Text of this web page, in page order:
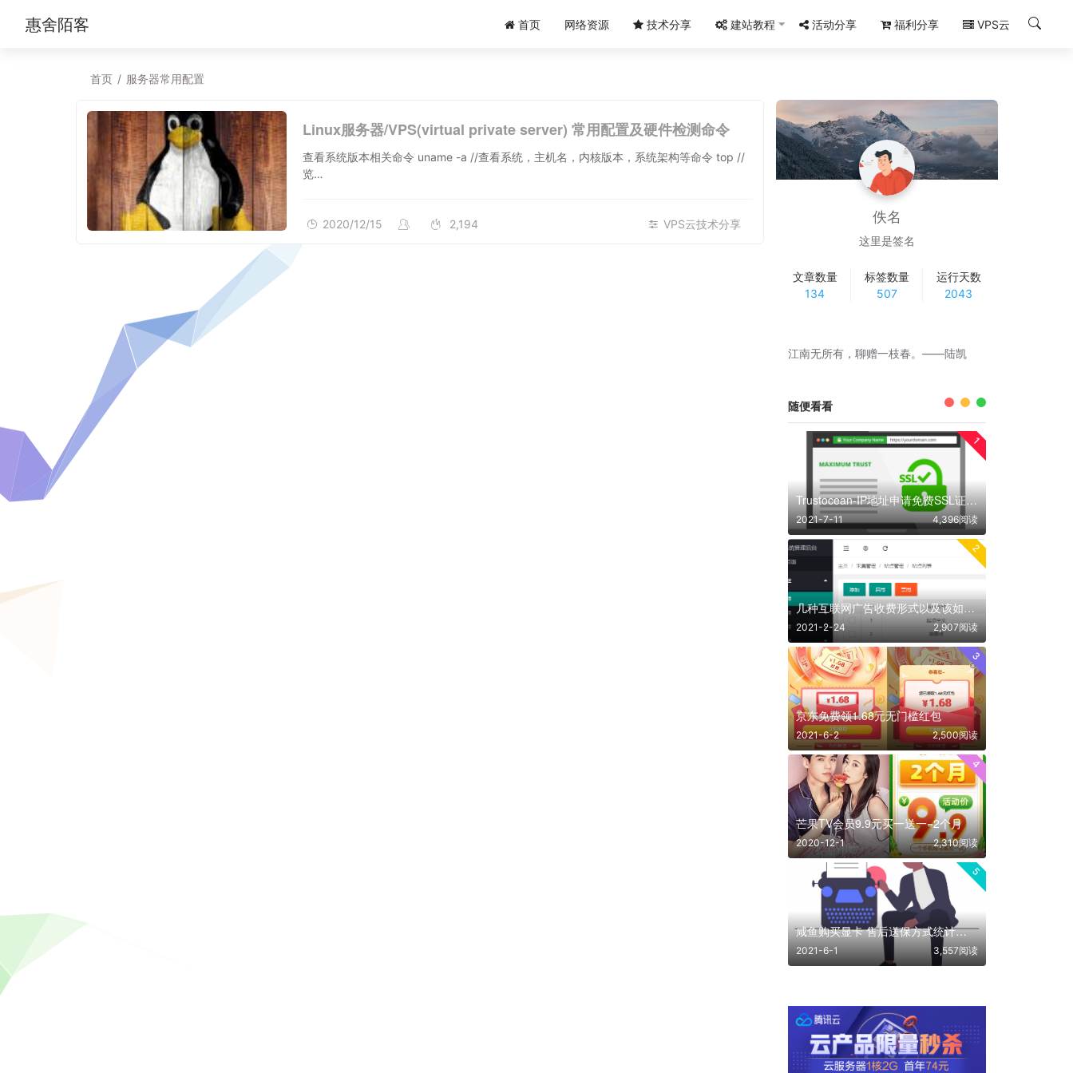
惠舍陌客 首页 网络资源 技术分享 建站教程 活动分享 福利分享 VPS云
首页 / 服务器常用配置
Linux服务器/VPS(virtual private server) 常用配置及硬件检测命令
查看系统版本相关命令 uname -a //查看系统，主机名，内核版本，系统架构等命令 top //
览…
VPS云技术分享
2020/12/15 2,194 佚名
这里是签名
文章数量
134
标签数量
507
运行天数
2043
江南无所有，聊赠一枝春。——陆凯
随便看看
1
Trustocean-IP地址申请免费SSL证书及宝塔部署教程
2021-7-11 4,396阅读
2
几种互联网广告收费形式以及该如何结合产品投放广告做推广和赚钱
2021-2-24 2,907阅读
3
京东免费领1.68元无门槛红包
2021-6-2 2,500阅读
4
芒果TV会员9.9元买一送一=2个月
2020-12-1 2,310阅读
5
咸鱼购买显卡 售后送保方式统计整理
2021-6-1 3,557阅读